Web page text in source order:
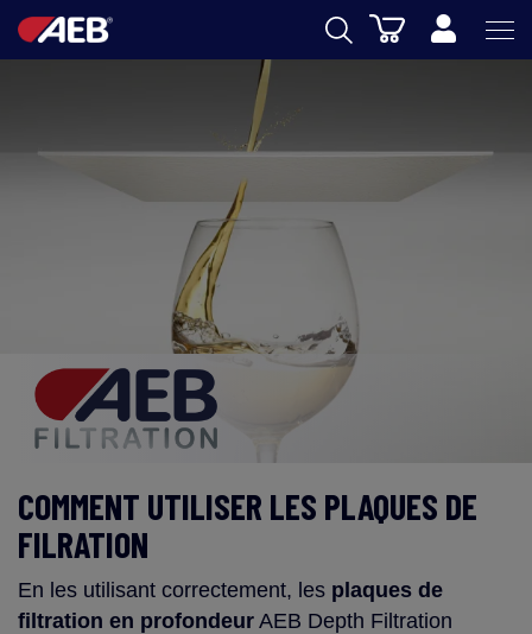
eSHOP
FR
Panier
COMMENT UTILISER LES PLAQUES DE
FILRATION
En les utilisant correctement, les plaques de
filtration en profondeur AEB Depth Filtration